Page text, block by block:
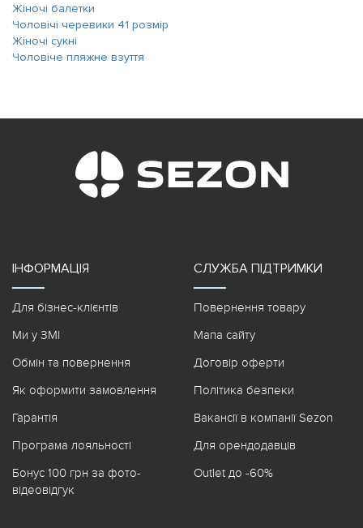
Жіночі балетки
Чоловічі черевики 41 розмір
Жіночі сукні
Чоловіче пляжне взуття
ІНФОРМАЦІЯ
Для бізнес-клієнтів
Ми у ЗМІ
Обмін та повернення
Як оформити замовлення
Гарантія
Програма лояльності
Бонус 100 грн за фото-
відеовідгук
СЛУЖБА ПІДТРИМКИ
Повернення товару
Мапа сайту
Договір оферти
Політика безпеки
Вакансії в компанії Sezon
Для орендодавців
Outlet до -60%